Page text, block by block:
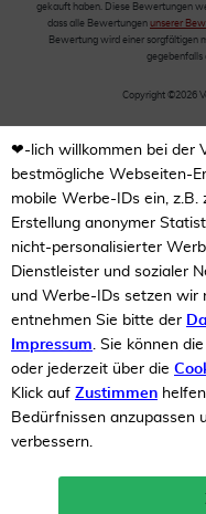
Neukunden-
gekauft haben. Diese Bewertungen
dass alle Bewertungen unserer
Bewertung wird einer sorgfältigen
gegebenfalls
Copyright ©2026
❤-lich willkommen bei der
bestmögliche Webseiten-
mobile Werbe-IDs ein,
Erstellung anonymer
nicht-personalisierter
Dienstleister und sozialer
und Werbe-IDs setzen wir
entnehmen Sie bitte der
Impressum. Sie können
oder jederzeit über die
Klick auf Zustimmen
Bedürfnissen anzupassen
verbessern.